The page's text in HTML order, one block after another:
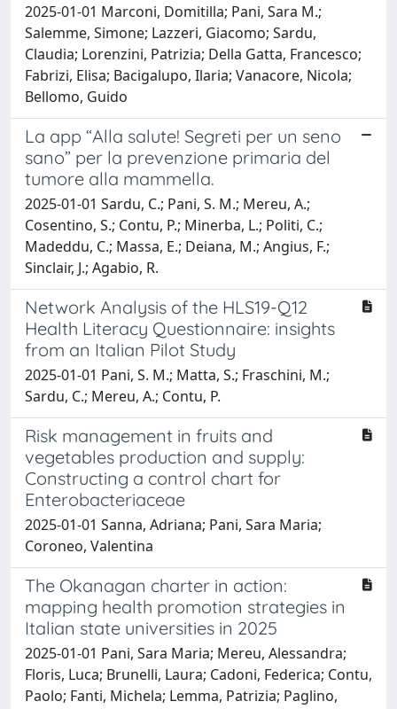
2025-01-01 Marconi, Domitilla; Pani, Sara M.;
Salemme, Simone; Lazzeri, Giacomo; Sardu,
Claudia; Lorenzini, Patrizia; Della Gatta, Francesco;
Fabrizi, Elisa; Bacigalupo, Ilaria; Vanacore, Nicola;
Bellomo, Guido
La app “Alla salute! Segreti per un seno
sano” per la prevenzione primaria del
tumore alla mammella.
2025-01-01 Sardu, C.; Pani, S. M.; Mereu, A.;
Cosentino, S.; Contu, P.; Minerba, L.; Politi, C.;
Madeddu, C.; Massa, E.; Deiana, M.; Angius, F.;
Sinclair, J.; Agabio, R.
Network Analysis of the HLS19-Q12
Health Literacy Questionnaire: insights
from an Italian Pilot Study
2025-01-01 Pani, S. M.; Matta, S.; Fraschini, M.;
Sardu, C.; Mereu, A.; Contu, P.
Risk management in fruits and
vegetables production and supply:
Constructing a control chart for
Enterobacteriaceae
2025-01-01 Sanna, Adriana; Pani, Sara Maria;
Coroneo, Valentina
The Okanagan charter in action:
mapping health promotion strategies in
Italian state universities in 2025
2025-01-01 Pani, Sara Maria; Mereu, Alessandra;
Floris, Luca; Brunelli, Laura; Cadoni, Federica; Contu,
Paolo; Fanti, Michela; Lemma, Patrizia; Paglino,